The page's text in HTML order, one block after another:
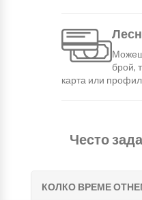
Можеш
брой,
карта или профил
Често
КОЛКО ВРЕМЕ